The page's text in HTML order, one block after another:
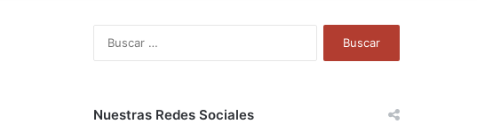
Nuestras Redes Sociales